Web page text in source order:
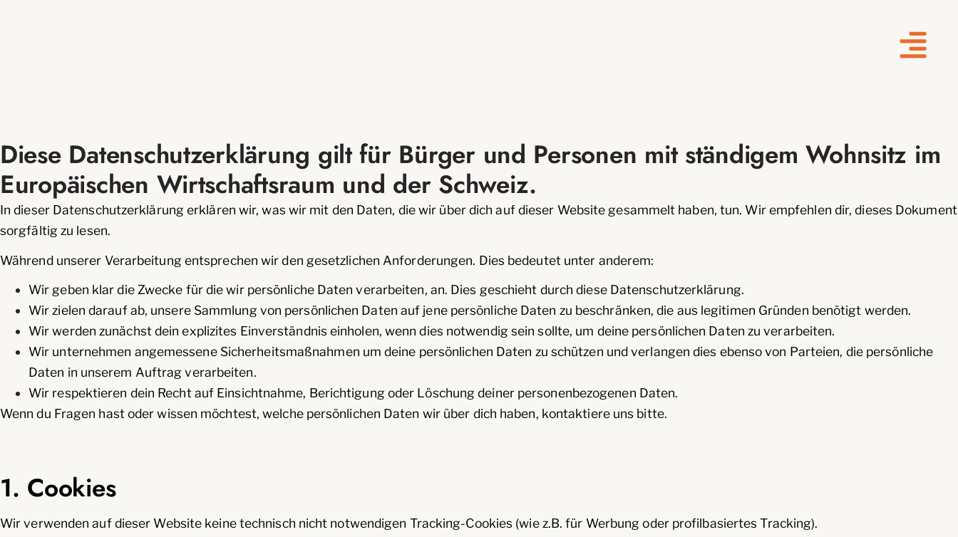
Diese Datenschutz­erklärung gilt für Bürger und Personen mit ständigem Wohnsitz im
Europäischen Wirtschaft­sraum und der Schweiz.
In dieser Datenschutzerklärung erklären wir, was wir mit den Daten, die wir über dich auf dieser Website gesammelt haben, tun. Wir empfehlen dir, dieses Dokument
sorgfältig zu lesen.
Während unserer Verarbeitung entsprechen wir den gesetzlichen Anforderungen. Dies bedeutet unter anderem:
Wir geben klar die Zwecke für die wir persönliche Daten verarbeiten, an. Dies geschieht durch diese Datenschutzerklärung.
Wir zielen darauf ab, unsere Sammlung von persönlichen Daten auf jene persönliche Daten zu beschränken, die aus legitimen Gründen benötigt werden.
Wir werden zunächst dein explizites Einverständnis einholen, wenn dies notwendig sein sollte, um deine persönlichen Daten zu verarbeiten.
Wir unternehmen angemessene Sicherheitsmaßnahmen um deine persönlichen Daten zu schützen und verlangen dies ebenso von Parteien, die persönliche
Daten in unserem Auftrag verarbeiten.
Wir respektieren dein Recht auf Einsichtnahme, Berichtigung oder Löschung deiner personenbezogenen Daten.
Wenn du Fragen hast oder wissen möchtest, welche persönlichen Daten wir über dich haben, kontaktiere uns bitte.
1. Cookies
Wir verwenden auf dieser Website keine technisch nicht notwendigen Tracking-Cookies (wie z.B. für Werbung oder profilbasiertes Tracking).